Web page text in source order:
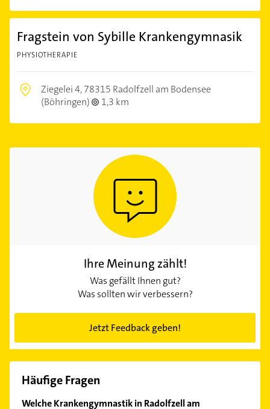
Fragstein von Sybille Krankengymnasik
PHYSIOTHERAPIE
Ziegelei 4,78315 Radolfzell am Bodensee
(Böhringen)
1,3 km
Ihre Meinung zählt!
Was gefällt Ihnen gut?
Was sollten wir verbessern?
Jetzt Feedback geben!
Häufige Fragen
Welche Krankengymnastik in Radolfzell am